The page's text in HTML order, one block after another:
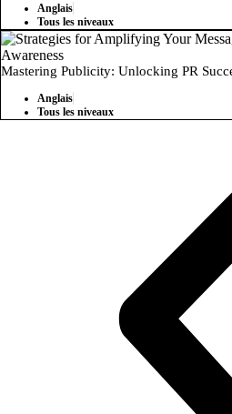
Anglais
Tous les niveaux
Mastering Publicity: Unlocking PR
Anglais
Tous les niveaux